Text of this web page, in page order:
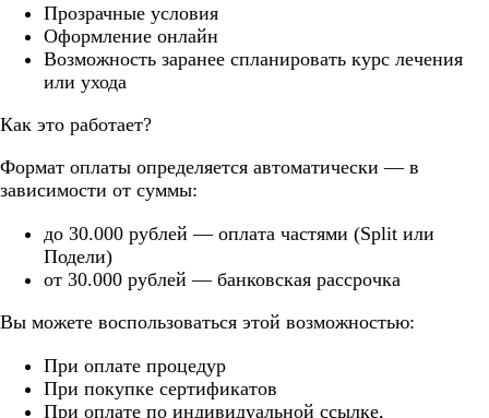
Прозрачные условия
Оформление онлайн
Возможность заранее спланировать курс лечения
или ухода
Как это работает?
Формат оплаты определяется автоматически — в
зависимости от суммы:
до 30.000 рублей — оплата частями (Split или
Подели)
от 30.000 рублей — банковская рассрочка
Вы можете воспользоваться этой возможностью:
При оплате процедур
При покупке сертификатов
При оплате по индивидуальной ссылке,